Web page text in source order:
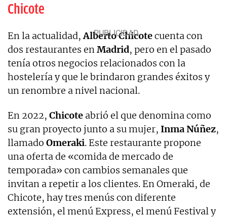
Chicote
En la actualidad,Alberto Chicotecuenta con
dos restaurantes enMadrid, pero en el pasado
tenía otros negocios relacionados con la
hostelería y que le brindaron grandes éxitos y
un renombre a nivel nacional.
En 2022, Chicote abrió el que denomina como
su gran proyecto junto a su mujer, Inma Núñez,
llamado Omeraki. Este restaurante propone
una oferta de «comida de mercado de
temporada» con cambios semanales que
invitan a repetir a los clientes. En Omeraki, de
Chicote, hay tres menús con diferente
extensión, el menú Express, el menú Festival y